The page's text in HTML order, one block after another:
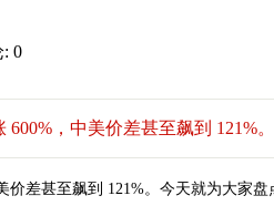
: 0
，中美价差甚至飙到
差甚至飙到 121%。今天就为大家